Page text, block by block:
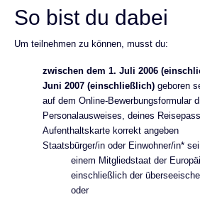
So bist du dabei
Um teilnehmen zu können, musst du:
zwischen dem 1. Juli 2006
Juni 2007 (einschließlich) geboren
auf dem Online-Bewerbungsformular
Personalausweises, deines
Aufenthaltskarte korrekt angeben
Staatsbürger/in oder Einwohner/in*
einem Mitgliedstaat der
einschließlich der
oder